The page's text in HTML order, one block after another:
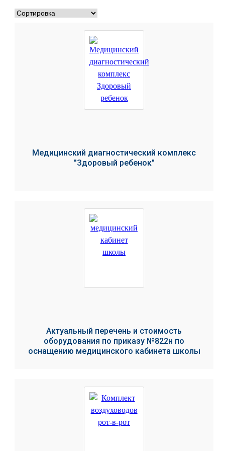
Медицинский диагностический комплекс
"Здоровый ребенок"
Актуальный перечень и стоимость
оборудования по приказу №822н по
оснащению медицинского кабинета школы